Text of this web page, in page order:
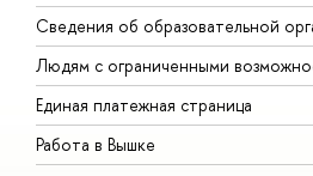
Сведения об образовательной
Людям с ограниченными
Единая платежная страница
Работа в Вышке